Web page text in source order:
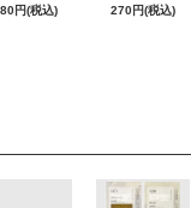
円(税込)
270円(税込)